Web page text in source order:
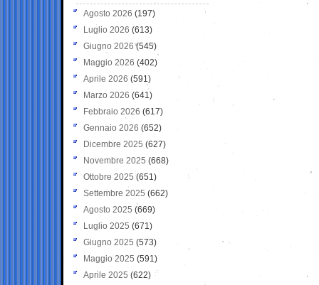
Agosto 2026 (197)
Luglio 2026 (613)
Giugno 2026 (545)
Maggio 2026 (402)
Aprile 2026 (591)
Marzo 2026 (641)
Febbraio 2026 (617)
Gennaio 2026 (652)
Dicembre 2025 (627)
Novembre 2025 (668)
Ottobre 2025 (651)
Settembre 2025 (662)
Agosto 2025 (669)
Luglio 2025 (671)
Giugno 2025 (573)
Maggio 2025 (591)
Aprile 2025 (622)